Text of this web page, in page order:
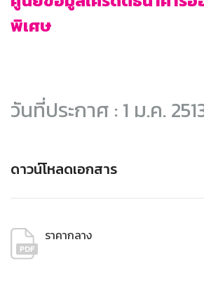
พิเศษ
วันที่ประกาศ : 1 ม.ค.
ดาวน์โหลดเอกสาร
ราคากลาง